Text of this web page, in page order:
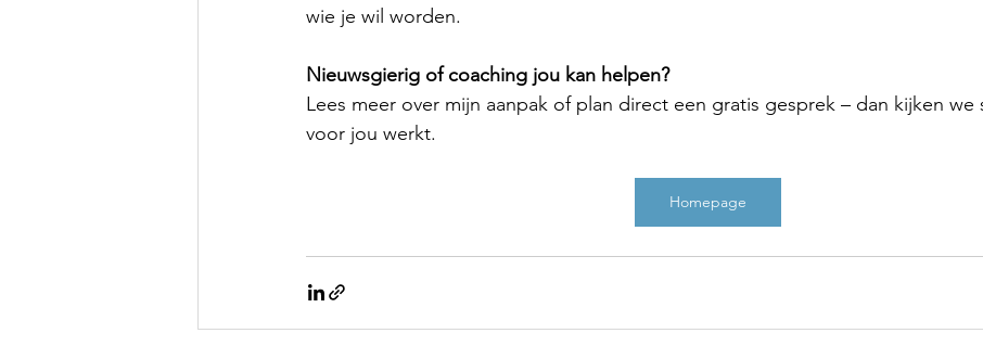
wie je wil worden.
Nieuwsgierig of coaching jou kan helpen?
Lees meer over mijn aanpak of plan direct een gratis gesprek – dan kijken we
voor jou werkt.
Homepage